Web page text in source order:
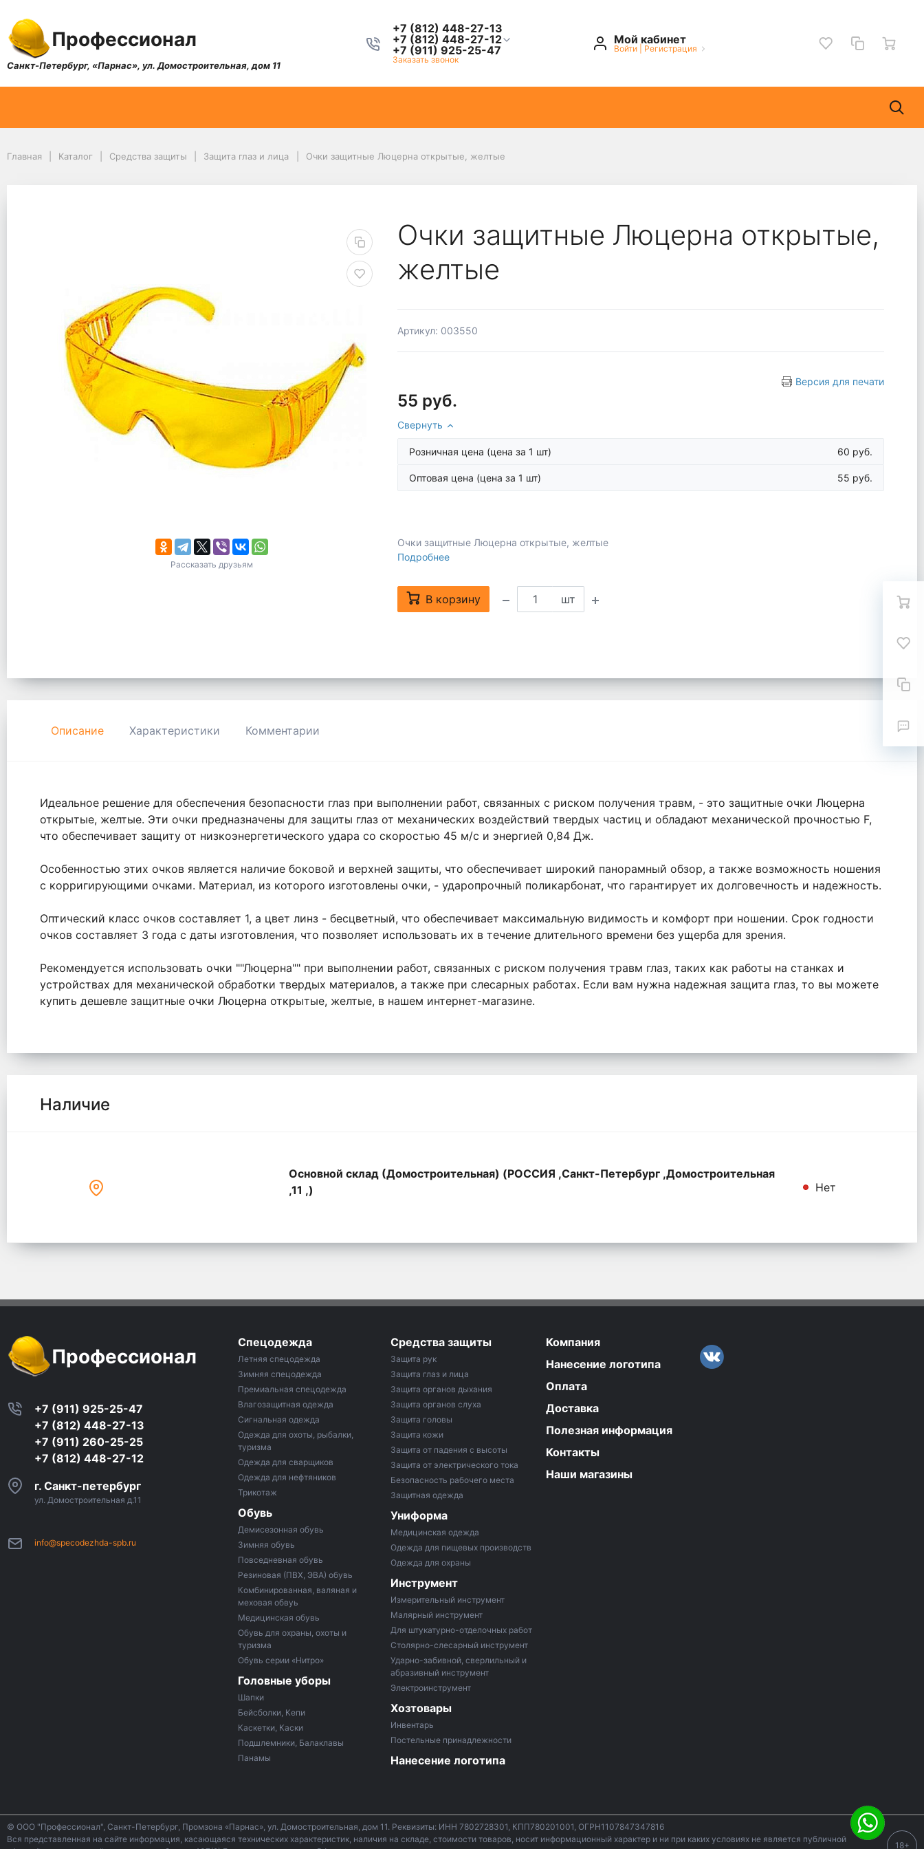
Профессионал
Санкт-Петербург, «Парнас», ул. Домостроительная, дом 11
+7 (812) 448-27-13
+7 (812) 448-27-12
+7 (911) 925-25-47
Заказать звонок
Мой кабинет
Войти Регистрация
Главная Каталог Средства защиты Защита глаз и лица Очки защитные Люцерна открытые, желтые
Рассказать друзьям
Очки защитные Люцерна открытые,
желтые
Артикул: 003550
Версия для печати
55 руб.
Свернуть
Розничная цена (цена за 1 шт) 60 руб.
Оптовая цена (цена за 1 шт) 55 руб.
Очки защитные Люцерна открытые, желтые
Подробнее
В корзину шт
Описание Характеристики Комментарии
Идеальное решение для обеспечения безопасности глаз при выполнении работ, связанных с риском получения травм, - это защитные очки Люцерна
открытые, желтые. Эти очки предназначены для защиты глаз от механических воздействий твердых частиц и обладают механической прочностью F,
что обеспечивает защиту от низкоэнергетического удара со скоростью 45 м/с и энергией 0,84 Дж.
Особенностью этих очков является наличие боковой и верхней защиты, что обеспечивает широкий панорамный обзор, а также возможность ношения
с корригирующими очками. Материал, из которого изготовлены очки, - ударопрочный поликарбонат, что гарантирует их долговечность и надежность.
Оптический класс очков составляет 1, а цвет линз - бесцветный, что обеспечивает максимальную видимость и комфорт при ношении. Срок годности
очков составляет 3 года с даты изготовления, что позволяет использовать их в течение длительного времени без ущерба для зрения.
Рекомендуется использовать очки ""Люцерна"" при выполнении работ, связанных с риском получения травм глаз, таких как работы на станках и
устройствах для механической обработки твердых материалов, а также при слесарных работах. Если вам нужна надежная защита глаз, то вы можете
купить дешевле защитные очки Люцерна открытые, желтые, в нашем интернет-магазине.
Наличие
Основной склад (Домостроительная) (РОССИЯ ,Санкт-Петербург ,Домостроительная
,11 ,)
Нет
Профессионал
+7 (911) 925-25-47
+7 (812) 448-27-13
+7 (911) 260-25-25
+7 (812) 448-27-12
г. Санкт-петербург
ул. Домостроительная д.11
info@specodezhda-spb.ru
Спецодежда
Летняя спецодежда
Зимняя спецодежда
Премиальная спецодежда
Влагозащитная одежда
Сигнальная одежда
Одежда для охоты, рыбалки,
туризма
Одежда для сварщиков
Одежда для нефтяников
Трикотаж
Обувь
Демисезонная обувь
Зимняя обувь
Повседневная обувь
Резиновая (ПВХ, ЭВА) обувь
Комбинированная, валяная и
меховая обвуь
Медицинская обувь
Обувь для охраны, охоты и
туризма
Обувь серии «Нитро»
Головные уборы
Шапки
Бейсболки, Кепи
Каскетки, Каски
Подшлемники, Балаклавы
Панамы
Средства защиты
Защита рук
Защита глаз и лица
Защита органов дыхания
Защита органов слуха
Защита головы
Защита кожи
Защита от падения с высоты
Защита от электрического тока
Безопасность рабочего места
Защитная одежда
Униформа
Медицинская одежда
Одежда для пищевых производств
Одежда для охраны
Инструмент
Измерительный инструмент
Малярный инструмент
Для штукатурно-отделочных работ
Столярно-слесарный инструмент
Ударно-забивной, сверлильный и
абразивный инструмент
Электроинструмент
Хозтовары
Инвентарь
Постельные принадлежности
Нанесение логотипа
Компания
Нанесение логотипа
Оплата
Доставка
Полезная информация
Контакты
Наши магазины
© ООО "Профессионал", Санкт-Петербург, Промзона «Парнас», ул. Домостроительная, дом 11. Реквизиты: ИНН 7802728301, КПП780201001, ОГРН1107847347816
Вся представленная на сайте информация, касающаяся технических характеристик, наличия на складе, стоимости товаров, носит информационный характер и ни при каких условиях не является публичной
18+